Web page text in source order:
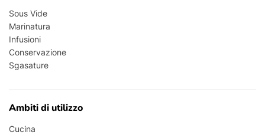
Sous Vide
Marinatura
Infusioni
Conservazione
Sgasature
Ambiti di utilizzo
Cucina